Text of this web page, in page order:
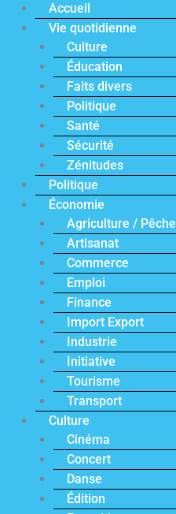
Accueil
Vie quotidienne
Culture
Éducation
Faits divers
Politique
Santé
Sécurité
Zénitudes
Politique
Économie
Agriculture / Pêche
Artisanat
Commerce
Emploi
Finance
Import Export
Industrie
Initiative
Tourisme
Transport
Culture
Cinéma
Concert
Danse
Édition